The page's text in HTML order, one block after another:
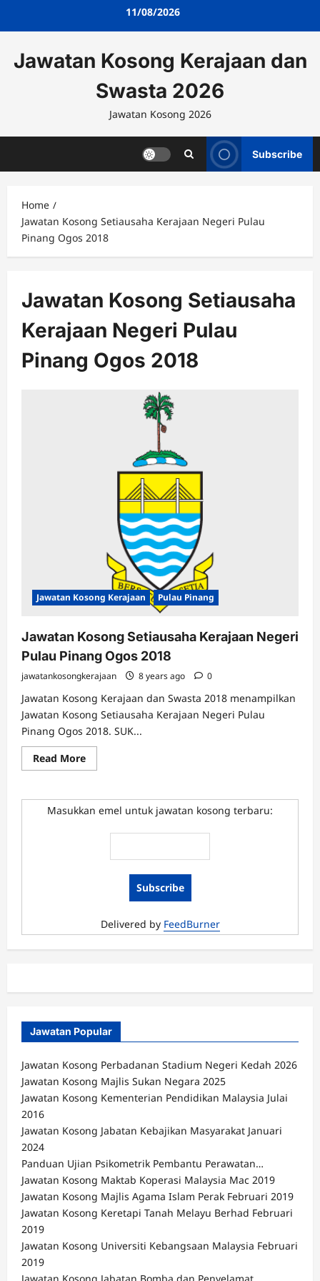
11/08/2026
Jawatan Kosong Kerajaan dan
Swasta 2026
Jawatan Kosong 2026
Subscribe
Home
Jawatan Kosong Setiausaha Kerajaan Negeri Pulau
Pinang Ogos 2018
Jawatan Kosong Setiausaha
Kerajaan Negeri Pulau
Pinang Ogos 2018
Jawatan Kosong Kerajaan Pulau Pinang
Jawatan Kosong Setiausaha Kerajaan Negeri
Pulau Pinang Ogos 2018
jawatankosongkerajaan 8 years ago 0
Jawatan Kosong Kerajaan dan Swasta 2018 menampilkan
Jawatan Kosong Setiausaha Kerajaan Negeri Pulau
Pinang Ogos 2018. SUK...
Read MoreRead
more
Kosong
Setiausaha
Kerajaan
Pulau
Ogos
Masukkan emel untuk jawatan kosong terbaru:
Delivered by FeedBurner
Jawatan Popular
Jawatan Kosong Perbadanan Stadium Negeri Kedah 2026
Jawatan Kosong Majlis Sukan Negara 2025
Jawatan Kosong Kementerian Pendidikan Malaysia Julai
2016
Jawatan Kosong Jabatan Kebajikan Masyarakat Januari
2024
Panduan Ujian Psikometrik Pembantu Perawatan…
Jawatan Kosong Maktab Koperasi Malaysia Mac 2019
Jawatan Kosong Majlis Agama Islam Perak Februari 2019
Jawatan Kosong Keretapi Tanah Melayu Berhad Februari
2019
Jawatan Kosong Universiti Kebangsaan Malaysia Februari
2019